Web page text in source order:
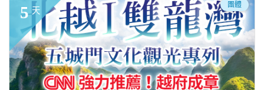
5 天
團體